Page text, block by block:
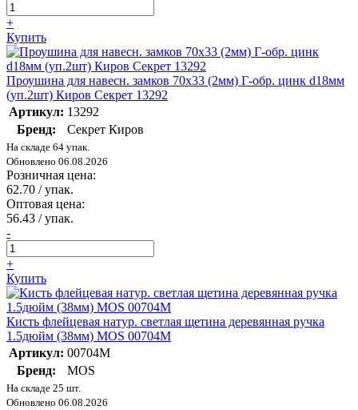
+
Купить
Проушина для навесн. замков 70х33 (2мм) Г-обр. цинк d18мм
(уп.2шт) Киров Секрет 13292
Артикул: 13292
Бренд:
Секрет Киров
На складе 64 упак.
Обновлено 06.08.2026
Розничная цена:
62.70 / упак.
Оптовая цена:
56.43 / упак.
-
+
Купить
Кисть флейцевая натур. светлая щетина деревянная ручка
1.5дюйм (38мм) MOS 00704М
Артикул: 00704М
Бренд:
MOS
На складе 25 шт.
Обновлено 06.08.2026